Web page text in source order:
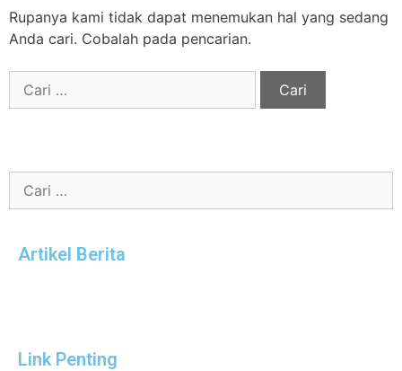
Rupanya kami tidak dapat menemukan hal yang sedang
Anda cari. Cobalah pada pencarian.
Artikel Berita
Link Penting